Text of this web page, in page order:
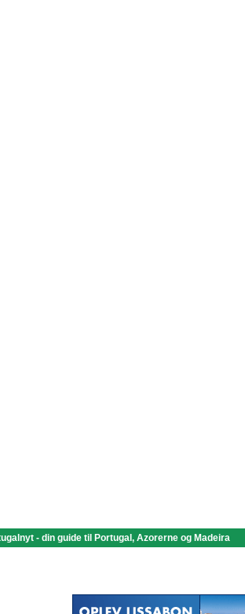
- din guide til Portugal, Azorerne og Madeira